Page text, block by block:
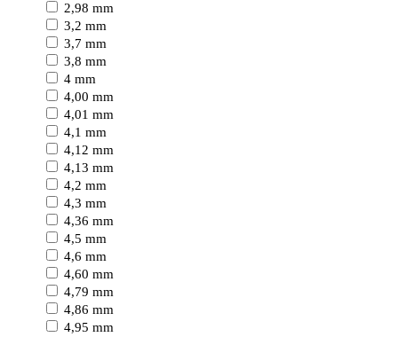
2,98 mm
3,2 mm
3,7 mm
3,8 mm
4 mm
4,00 mm
4,01 mm
4,1 mm
4,12 mm
4,13 mm
4,2 mm
4,3 mm
4,36 mm
4,5 mm
4,6 mm
4,60 mm
4,79 mm
4,86 mm
4,95 mm